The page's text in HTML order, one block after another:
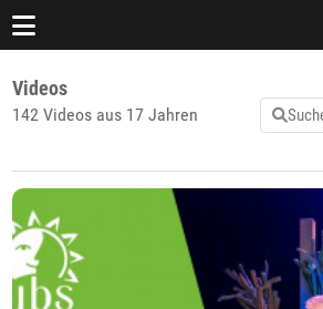
Videos
142 Videos aus 17 Jahren